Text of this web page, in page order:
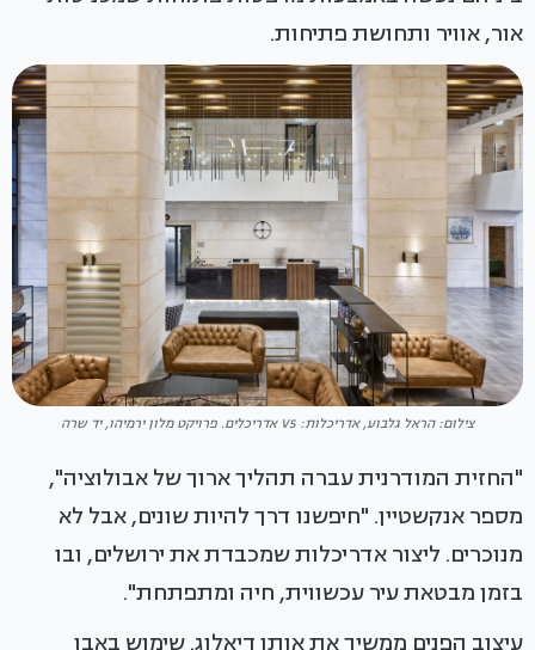
אור, אוויר ותחושת פתיחות.
צילום: הראל גלבוע, אדריכלות: V5 אדריכלים. פרויקט מלון ירמיהו, יד שרה
"החזית המודרנית עברה תהליך ארוך של אבולוציה",
מספר אנקשטיין. "חיפשנו דרך להיות שונים, אבל לא
מנוכרים. ליצור אדריכלות שמכבדת את ירושלים, ובו
בזמן מבטאת עיר עכשווית, חיה ומתפתחת".
עיצוב הפנים ממשיך את אותו דיאלוג. שימוש באבן